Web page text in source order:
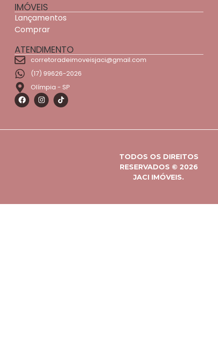
IMÓVEIS
Lançamentos
Comprar
ATENDIMENTO
corretoradeimoveisjaci@gmail.com
(17) 99626-2026
Olímpia - SP
TODOS OS DIREITOS
RESERVADOS © 2026
JACI IMÓVEIS.